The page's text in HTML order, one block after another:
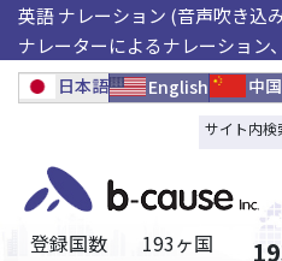
英語 ナレーション (音声吹き込
ナレーターによるナレーション